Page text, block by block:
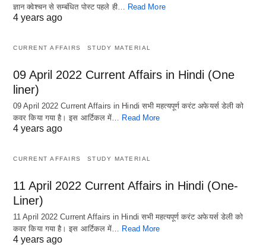
ज्ञान क्वेश्चन से सम्बंधित पोस्ट पहले ही…
Read More
4 years ago
CURRENT AFFAIRS STUDY MATERIAL
09 April 2022 Current Affairs in Hindi (One
liner)
09 April 2022 Current Affairs in Hindi सभी महत्यपूर्ण करंट अफेयर्स डेली को
कवर किया गया है। इस आर्टिकल में…
Read More
4 years ago
CURRENT AFFAIRS STUDY MATERIAL
11 April 2022 Current Affairs in Hindi (One-
Liner)
11 April 2022 Current Affairs in Hindi सभी महत्यपूर्ण करंट अफेयर्स डेली को
कवर किया गया है। इस आर्टिकल में…
Read More
4 years ago